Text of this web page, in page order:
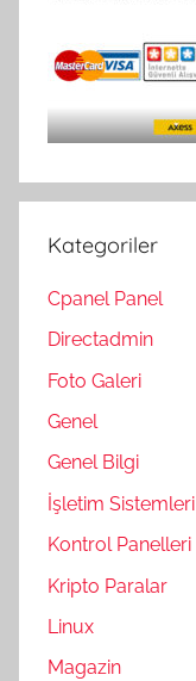
Kategoriler
Cpanel Panel
Directadmin
Foto Galeri
Genel
Genel Bilgi
İşletim Sistemleri
Kontrol Panelleri
Kripto Paralar
Linux
Magazin